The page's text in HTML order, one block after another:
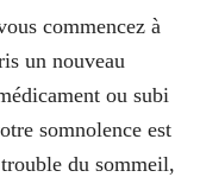
commencez à
un nouveau
ou subi
somnolence est
du sommeil,